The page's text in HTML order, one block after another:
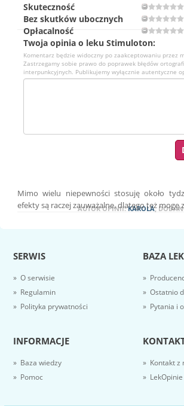
Twoja opinia o leku Stimuloton:
Komentarz będzie widoczny po zaakceptowaniu przez
Zastrzegamy sobie prawo do poprawek błędów
interpunkcyjnych. Publikujemy wyłącznie autentyczne
Skuteczność
Bez skutków ubocznych
Opłacalność
Mimo wielu niepewności stosuję około
efekty są raczej zauważalne, dlatego też mogę
AUTOR OPINII:KAROLA,
SERWIS
» O serwisie
» Regulamin
» Polityka prywatności
BAZA
»
» Ostatnio
» Pytania i
INFORMACJE
» Baza wiedzy
» Pomoc
» Kontakt z
»